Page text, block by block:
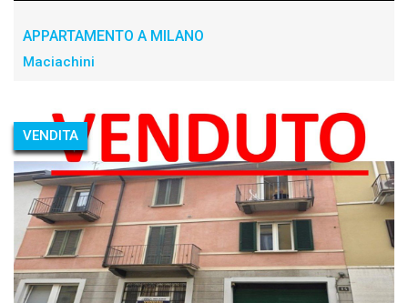
APPARTAMENTO A MILANO
Maciachini
VENDITA